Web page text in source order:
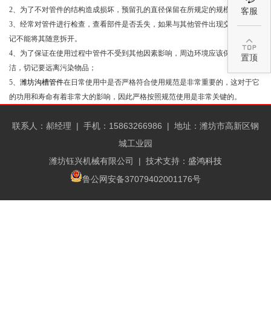
客服

置顶
2、为了不对管件的结构造成损坏，预留孔的直径保留在所规定的规模之内；
3、经常对管件进行检查，查看部件是否丢失，如果与其他管件出现交叉现象切
记不能将其随意拆开。
4、为了保证在使用过程中管件不受到其他因素影响，周边环境应该保证整齐清
洁，切记要远离污染物品；
5、 潍坊沟槽管件在日常使用中是否严格符合使用规范是非常重要的，这对于它
的功用和寿命有着非常大的影响，因此严格按照规范使用是非常关键的。
联系人：郝经理 | 手机：15863266986 | 地址：潍坊市高新区钢
城工业园
潍坊钰兴机械有限公司
| 技术支持： 盛鸿科技
鲁公网安备37079402001176号